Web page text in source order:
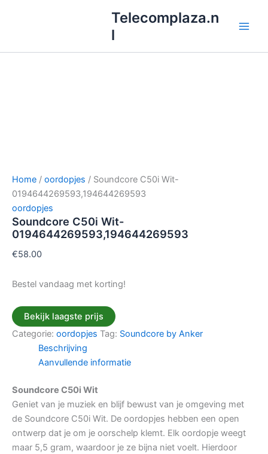
inhoud
Telecomplaza.n
l
Home / oordopjes / Soundcore C50i Wit-
0194644269593,194644269593
oordopjes
Soundcore C50i Wit-
0194644269593,194644269593
€58.00
Bestel vandaag met korting!
Bekijk laagste prijs
Categorie: oordopjes Tag: Soundcore by Anker
Beschrijving
Aanvullende informatie
Soundcore C50i Wit
Geniet van je muziek en blijf bewust van je omgeving met
de Soundcore C50i Wit. De oordopjes hebben een open
ontwerp dat je om je oorschelp klemt. Elk oordopje weegt
maar 5,5 gram, waardoor je ze bijna niet voelt. Hierdoor